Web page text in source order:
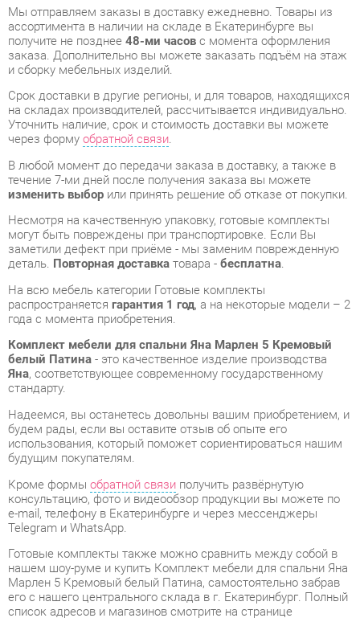
Срок доставки в другие регионы, и для товаров, находящихся
на складах производителей, рассчитывается индивидуально.
Уточнить наличие, срок и стоимость доставки вы можете
через форму обратной связи
В любой момент до передачи заказа в доставку, а также в
течение 7-ми дней после получения заказа вы можете
изменить выборили принять решение об отказе от покупки.
Несмотря на качественную упаковку, готовые комплекты
могут быть повреждены при транспортировке. Если Вы
деталь.Повторная доставкатовара -бесплатна.
На всю мебель категории Готовые комплекты
года с момента приобретения.
Комплект мебели для спальни Яна Марлен 5 Кремовый
белый Патина- это качественное изделие производства
стандарту.
Надеемся, вы останетесь довольны вашим приобретением, и
будем рады, если вы оставите отзыв об опыте его
использования, который поможет сориентироваться нашим
будущим покупателям.
Кроме формыобратной связиполучить развёрнутую
консультацию, фото и видеообзор продукции вы можете по
e-mail, телефону в Екатеринбурге и через мессенджеры
Telegram и WhatsApp.
Готовые комплекты также можно сравнить между собой в
нашем шоу-руме и купить Комплект мебели для спальни Яна
его с нашего центрального склада в г. Екатеринбург. Полный
список адресов и магазинов смотрите на странице
контактов.
Материал Зеркало
Цвет
Кремовый белый/
патина